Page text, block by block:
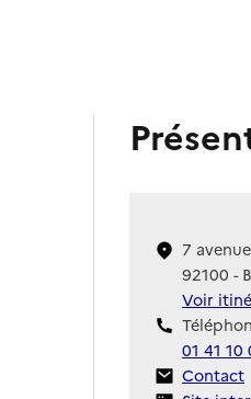
7
92100 -
Voir
01 41 10
Contact
Contact